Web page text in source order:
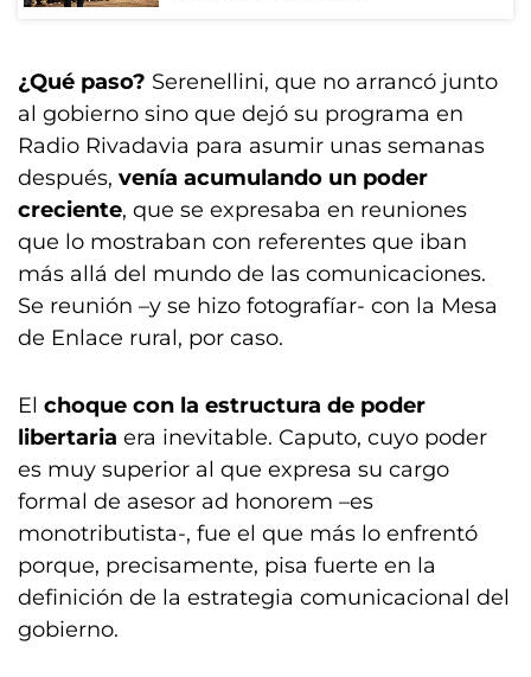
¿Qué paso? Serenellini, que no arrancó junto
al gobierno sino que dejó su programa en
Radio Rivadavia para asumir unas semanas
después, venía acumulando un poder
creciente, que se expresaba en reuniones
que lo mostraban con referentes que iban
más allá del mundo de las comunicaciones.
Se reunión –y se hizo fotografíar- con la Mesa
de Enlace rural, por caso.
El choque con la estructura de poder
libertaria era inevitable. Caputo, cuyo poder
es muy superior al que expresa su cargo
formal de asesor ad honorem –es
monotributista-, fue el que más lo enfrentó
porque, precisamente, pisa fuerte en la
definición de la estrategia comunicacional del
gobierno.